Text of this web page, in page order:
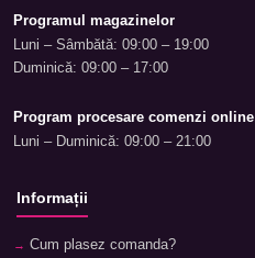
Programul magazinelor
Luni – Sâmbătă: 09:00 – 19:00
Duminică: 09:00 – 17:00
Program procesare comenzi online
Luni – Duminică: 09:00 – 21:00
Informații
Cum plasez comanda?